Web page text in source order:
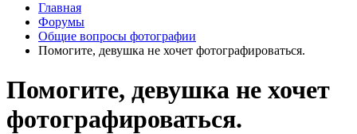
Главная
Форумы
Общие вопросы фотографии
Помогите, девушка не хочет фотографироваться.
Помогите, девушка не хочет
фотографироваться.